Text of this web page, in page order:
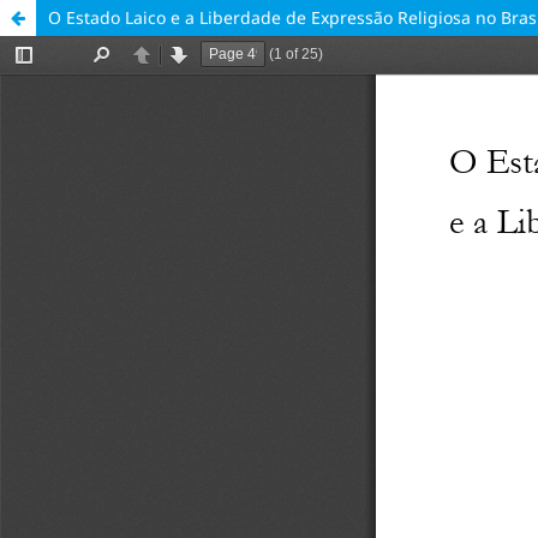
O Estado Laico e a Liberdade de Expressão Religiosa no